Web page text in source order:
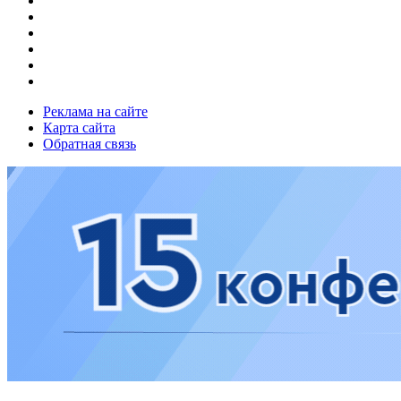
Реклама на сайте
Карта сайта
Обратная связь